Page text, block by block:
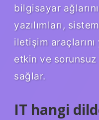
bilgisayar
yazılımları,
iletişim
etkin ve sorunsuz
sağlar.
IT hangi